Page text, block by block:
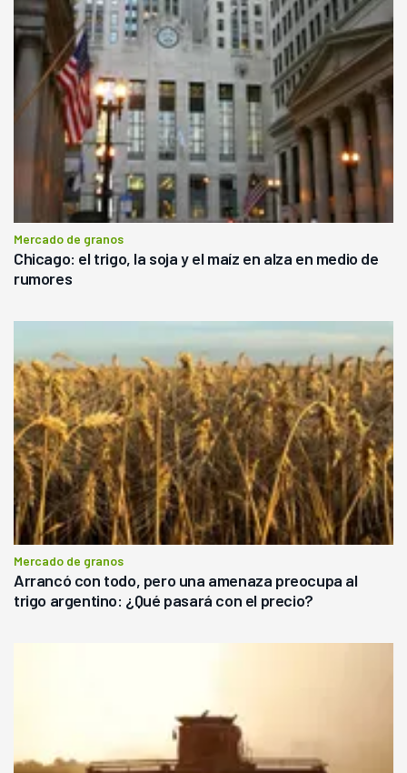
Mercado de granos
Chicago: el trigo, la soja y el maíz en alza en medio de
rumores
Mercado de granos
Arrancó con todo, pero una amenaza preocupa al
trigo argentino: ¿Qué pasará con el precio?